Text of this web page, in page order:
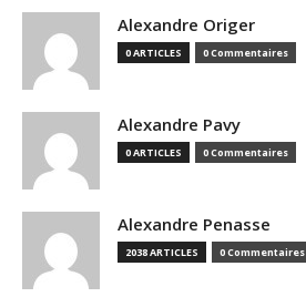
Alexandre Origer
0 ARTICLES 0 Commentaires
Alexandre Pavy
0 ARTICLES 0 Commentaires
Alexandre Penasse
2038 ARTICLES 0 Commentaires